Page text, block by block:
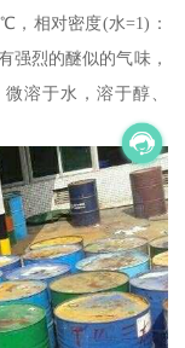
，相对密度(水=1)：
强烈的醚似的气味，
溶于水，溶于醇、